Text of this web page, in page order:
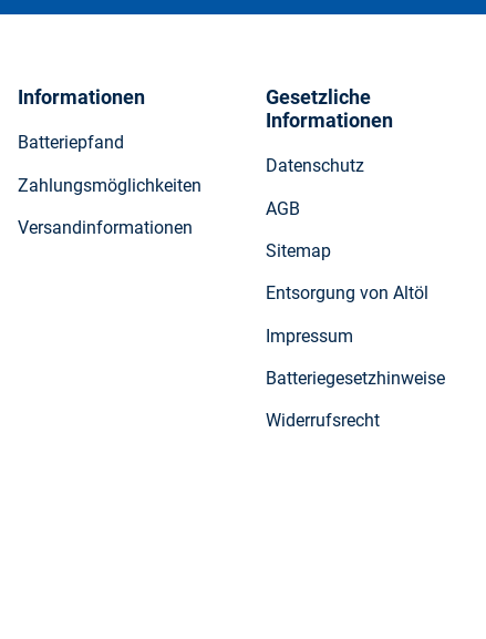
Informationen
Batteriepfand
Zahlungsmöglichkeiten
Versandinformationen
Gesetzliche
Informationen
Datenschutz
AGB
Sitemap
Entsorgung von Altöl
Impressum
Batteriegesetzhinweise
Widerrufsrecht